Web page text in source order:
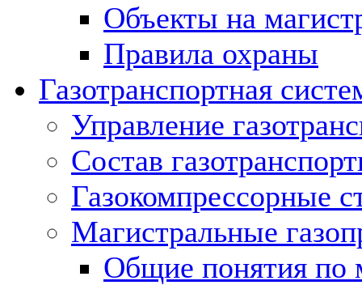
Объекты на
Правила охраны
Газотранспортная
Управление
Состав
Газокомпрессорные
Магистральные
Общие понятия по